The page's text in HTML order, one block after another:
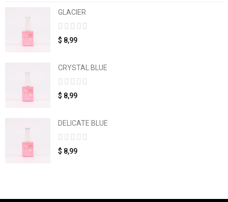
GLACIER
$ 8,99
CRYSTAL BLUE
$ 8,99
DELICATE BLUE
$ 8,99